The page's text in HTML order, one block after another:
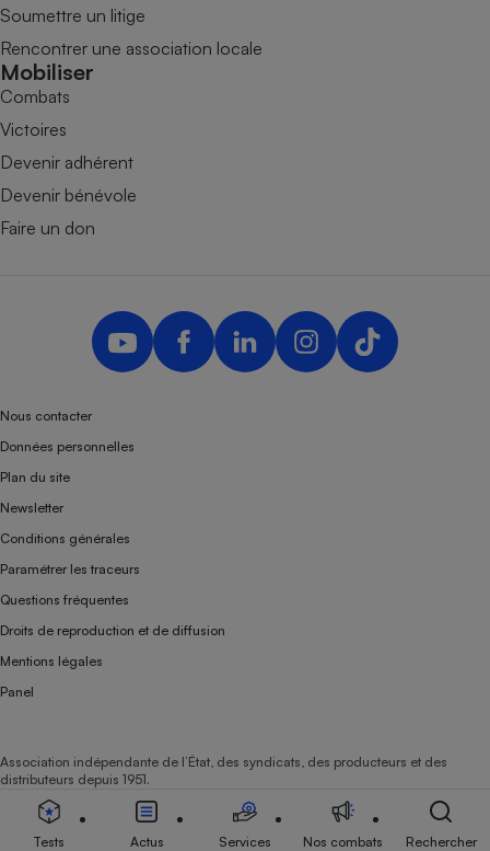
Soumettre un litige
Rencontrer une association locale
Mobiliser
Combats
Victoires
Devenir adhérent
Devenir bénévole
Faire un don
Nous contacter
Données personnelles
Plan du site
Newsletter
Conditions générales
Paramétrer les traceurs
Questions fréquentes
Droits de reproduction et de diffusion
Mentions légales
Panel
Association indépendante de l’État, des syndicats, des producteurs et des
distributeurs depuis 1951.
Tests Actus Services Nos combats Rechercher